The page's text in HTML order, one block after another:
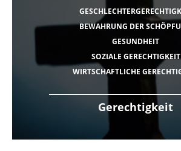
Gerechtigkeit
BEWAHRUNG DER
GESUNDHEIT
SOZIALE GERECHTIGKEIT
WIRTSCHAFTLICHE